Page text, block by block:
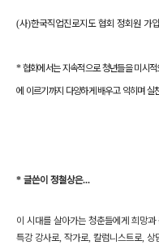
(사)한국직업진로지도 협회 정회원 가
*협회에서는 지속적으로 청년들을 미시
에 이르기까지 다양하게 배우고 익히며
* 글쓴이 정철상은...
이 시대를 살아가는 청춘들에게 희망
특강 강사로, 작가로, 칼럼니스트로, 상